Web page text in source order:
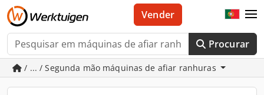
Procurar
Vender
/ ... / Segunda mão máquinas de afiar ranhuras